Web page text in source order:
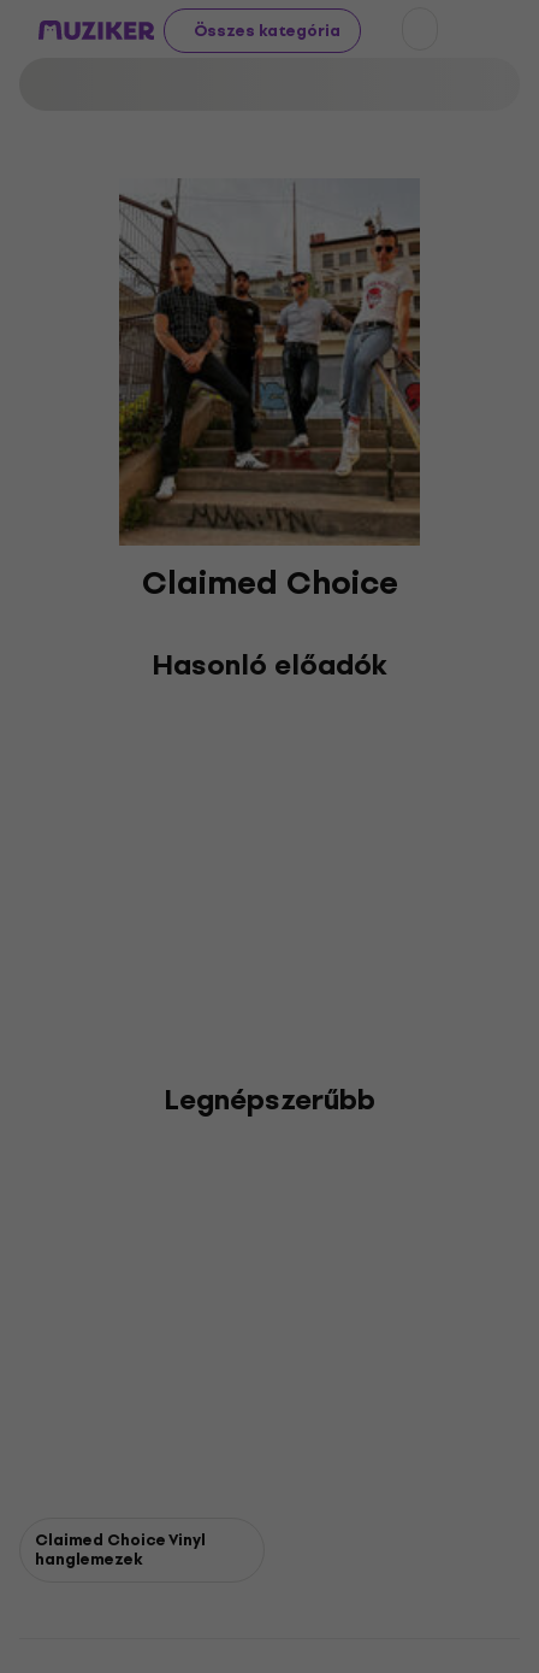
Összes kategória
Claimed Choice
Hasonló előadók
Legnépszerűbb
Claimed Choice Vinyl
hanglemezek